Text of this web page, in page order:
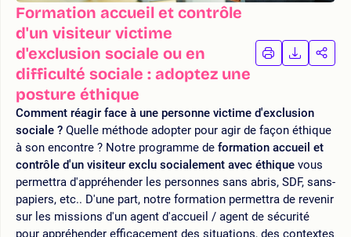
Formation accueil et contrôle
d'un visiteur victime
d'exclusion sociale ou en
difficulté sociale : adoptez une
posture éthique
IMPRIMER
LA
LA
Comment réagir face à une personne victime d'exclusion
sociale ? Quelle méthode adopter pour agir de façon éthique
à son encontre ? Notre programme de formation accueil et
contrôle d'un visiteur exclu socialement avec éthique vous
permettra d'appréhender les personnes sans abris, SDF, sans-
papiers, etc.. D'une part, notre formation permettra de revenir
sur les missions d'un agent d'accueil / agent de sécurité
pour appréhender efficacement des situations, des contextes